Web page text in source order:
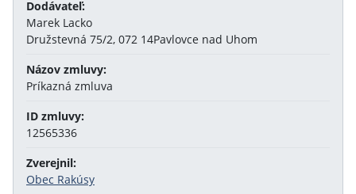
Dodávateľ:
Marek Lacko
Družstevná 75/2, 072 14Pavlovce nad Uhom
Názov zmluvy:
Príkazná zmluva
ID zmluvy:
12565336
Zverejnil:
Obec Rakúsy